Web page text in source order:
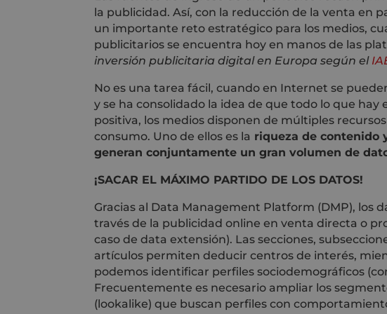
la publicidad. Así, con la reducción de la venta en
un importante reto estratégico para los medios,
publicitarios se encuentra hoy en manos de las
inversión publicitaria digital en Europa según el
No es una tarea fácil, cuando en Internet se
y se ha consolidado la idea de que todo lo que
positiva, los medios disponen de múltiples
consumo. Uno de ellos es la riqueza de contenido
generan conjuntamente un gran volumen de
¡SACAR EL MÁXIMO PARTIDO DE LOS DATOS!
Gracias al Data Management Platform (DMP), los
través de la publicidad online en venta directa o
caso de data extensión). Las secciones,
artículos permiten deducir centros de interés,
podemos identificar perfiles sociodemográficos
Frecuentemente es necesario ampliar los
(lookalike) que buscan perfiles con